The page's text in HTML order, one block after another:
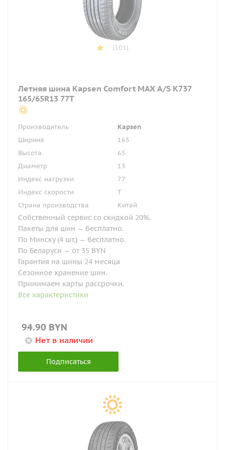
(101)
Летняя шина Kapsen Comfort MAX A/S K737
165/65R13 77T
Производитель
Kapsen
Ширина
165
Высота
65
Диаметр
13
Индекс нагрузки
77
Индекс скорости
T
Страна производства
Китай
Собственный сервис со скидкой 20%.
Пакеты для шин — бесплатно.
По Минску (4 шт.) — бесплатно.
По Беларуси — от 35 BYN
Гарантия на шины 24 месяца
Сезонное хранение шин.
Принимаем карты рассрочки.
Все характеристики
94.90 BYN
Нет в наличии
Подписаться